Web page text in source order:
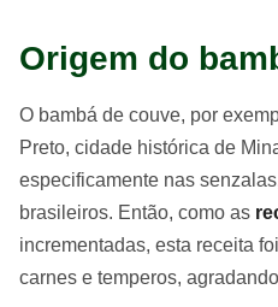
Origem do
O bambá de couve, por
Preto, cidade histórica de
especificamente nas
brasileiros. Então, como as
incrementadas, esta receita
carnes e temperos,